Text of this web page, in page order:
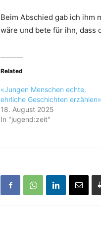
Beim Abschied gab ich ihm
wäre und bete für ihn, dass
Related
«Jungen Menschen echte,
ehrliche Geschichten erzählen»
18. August 2025
In "jugend:zeit"